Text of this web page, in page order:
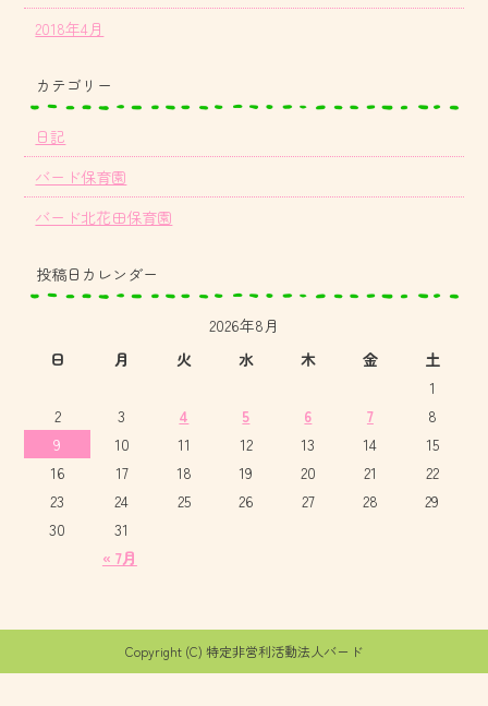
2018年4月
カテゴリー
日記
バード保育園
バード北花田保育園
投稿日カレンダー
2026年8月
日
月 火 水 木 金 土
« 7月
1
2
3 4 5 6 7
8
9
10 11 12 13 14
15
16
17 18 19 20 21
22
23
24 25 26 27 28
29
30
31
Copyright (C) 特定非営利活動法人バード